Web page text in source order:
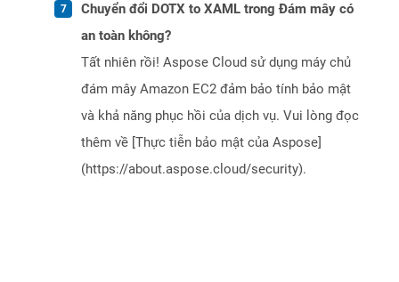
Chuyển đổi DOTX to XAML trong Đám mây có
an toàn không?
Tất nhiên rồi! Aspose Cloud sử dụng máy chủ
đám mây Amazon EC2 đảm bảo tính bảo mật
và khả năng phục hồi của dịch vụ. Vui lòng đọc
thêm về [Thực tiễn bảo mật của Aspose]
(https://about.aspose.cloud/security).